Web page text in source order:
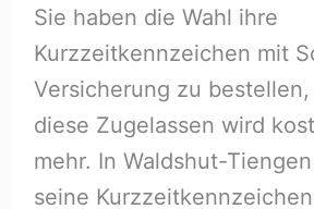
Sie haben die Wahl ihre
Kurzzeitkennzeichen mit
Versicherung zu
diese Zugelassen wird
mehr. In Waldshut-
seine